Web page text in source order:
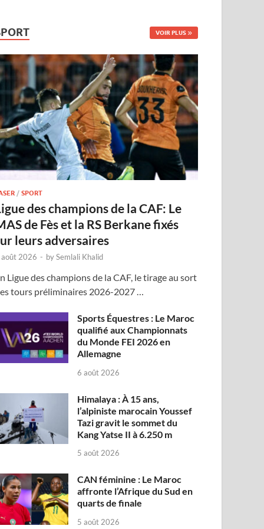
VOIR PLUS
/SPORT
des champions de la CAF: Le
de Fès et la RS Berkane fixés
leurs adversaires
2026 - bySemlali Khalid
Ligue des champions de la CAF, le tirage au sort
tours préliminaires 2026-2027 …
Sports Équestres : Le Maroc
qualifié aux Championnats
du Monde FEI 2026 en
Allemagne
6 août 2026
Himalaya : À 15 ans,
l’alpiniste marocain Youssef
Tazi gravit le sommet du
Kang Yatse II à 6.250 m
5 août 2026
CAN féminine : Le Maroc
affronte l’Afrique du Sud en
quarts de finale
5 août 2026